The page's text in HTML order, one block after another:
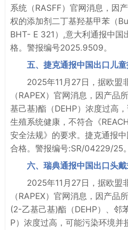
系统（RASFF）官网消息，因
权的添加剂二丁基羟基甲苯（
BHT- E 321）,意大利通报中国
格。警报编号2025.9509。
五、捷克通报中国出口儿
2025年11月27日，据欧盟
（RAPEX）官网消息，因产品
基己基)酯（DEHP）浓度过高
生殖系统健康，不符合《
安全法规》的要求。捷克通报
合格。警报编号:SR/04229/25。
六、瑞典通报中国出口头
2025年11月27日，据欧盟
（RAPEX）官网消息，因产品
(2-乙基己基)酯（DEHP）、邻
P）浓度过高，可能污染环境并